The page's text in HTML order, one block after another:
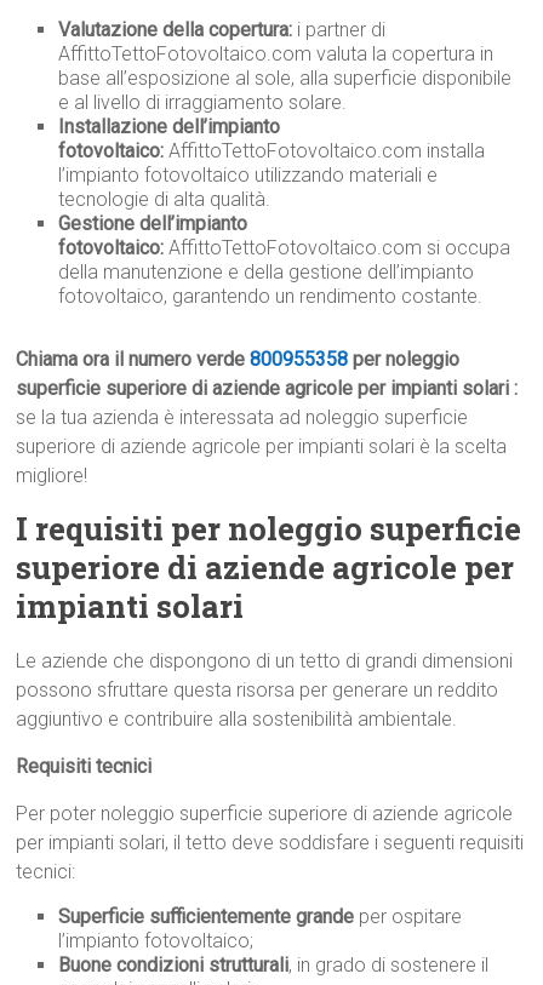
Valutazione della copertura: i partner di
AffittoTettoFotovoltaico.com valuta la copertura in
base all’esposizione al sole, alla superficie disponibile
e al livello di irraggiamento solare.
Installazione dell’impianto
fotovoltaico: AffittoTettoFotovoltaico.com installa
l’impianto fotovoltaico utilizzando materiali e
tecnologie di alta qualità.
Gestione dell’impianto
fotovoltaico: AffittoTettoFotovoltaico.com si occupa
della manutenzione e della gestione dell’impianto
fotovoltaico, garantendo un rendimento costante.
Chiama ora il numero verde800955358 per noleggio
superficie superiore di aziende agricole per impianti solari :
se la tua azienda è interessata ad noleggio superficie
superiore di aziende agricole per impianti solari è la scelta
migliore!
I requisiti per noleggio superficie
superiore di aziende agricole per
impianti solari
Le aziende che dispongono di un tetto di grandi dimensioni
possono sfruttare questa risorsa per generare un reddito
aggiuntivo e contribuire alla sostenibilità ambientale.
Requisiti tecnici
Per poter noleggio superficie superiore di aziende agricole
per impianti solari, il tetto deve soddisfare i seguenti requisiti
tecnici:
Superficie sufficientemente grande per ospitare
l’impianto fotovoltaico;
Buone condizioni strutturali, in grado di sostenere il